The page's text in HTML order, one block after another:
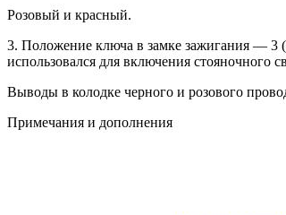
Розовый и красный.
3. Положение ключа в замке зажигания — 3
использовался для включения стояночного
Выводы в колодке черного и розового
Примечания и дополнения